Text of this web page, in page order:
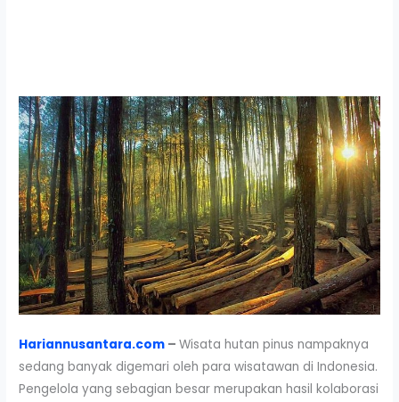
Hariannusantara.com –Wisata hutan pinus nampaknya
sedang banyak digemari oleh para wisatawan di Indonesia.
Pengelola yang sebagian besar merupakan hasil kolaborasi